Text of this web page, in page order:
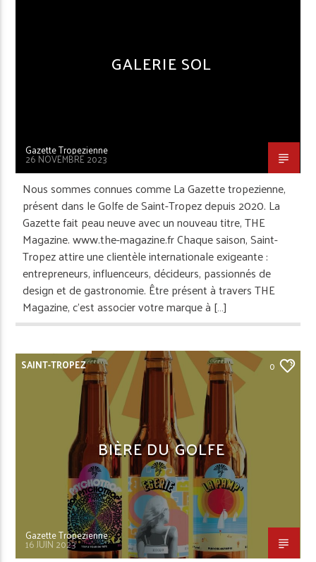
GALERIE SOL
Gazette Tropezienne
26 NOVEMBRE 2023
Nous sommes connues comme La Gazette tropezienne,
présent dans le Golfe de Saint-Tropez depuis 2020. La
Gazette fait peau neuve avec un nouveau titre, THE
Magazine. www.the-magazine.fr Chaque saison, Saint-
Tropez attire une clientèle internationale exigeante :
entrepreneurs, influenceurs, décideurs, passionnés de
design et de gastronomie. Être présent à travers THE
Magazine, c’est associer votre marque à […]
SAINT-TROPEZ 0
BIÈRE DU GOLFE
Gazette Tropezienne
16 JUIN 2023